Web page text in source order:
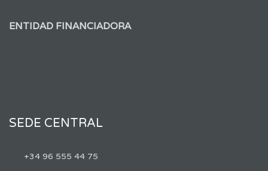
ENTIDAD FINANCIADORA
SEDE CENTRAL
+34 96 555 44 75